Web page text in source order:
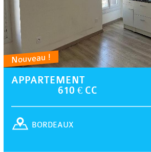
Nouveau !
APPARTEMENT
610 € CC
BORDEAUX